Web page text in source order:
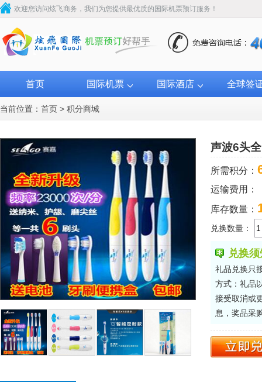
欢迎您访问炫飞商务，我们为您提供最优质的国际机票预订服务！
首页 国际机票 国际酒店 全球签
当前位置： 首页 > 积分商城
声波6头
所需积分：
运输费用：
库存数量：
兑换数量：
兑换
礼品兑换只
方式：礼品
接受取消或
息，奖品采